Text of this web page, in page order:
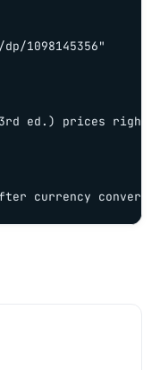
1098145356"
ed.) prices right
currency